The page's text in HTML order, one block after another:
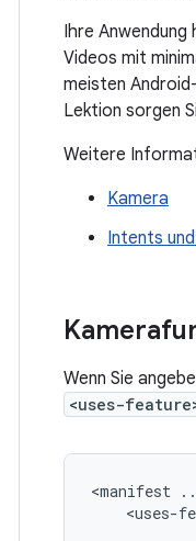
Ihre Anwendung
Videos mit
meisten
Lektion sorgen
Weitere
Kamera
Intents
Wenn Sie
<uses-
<manifest
<uses-